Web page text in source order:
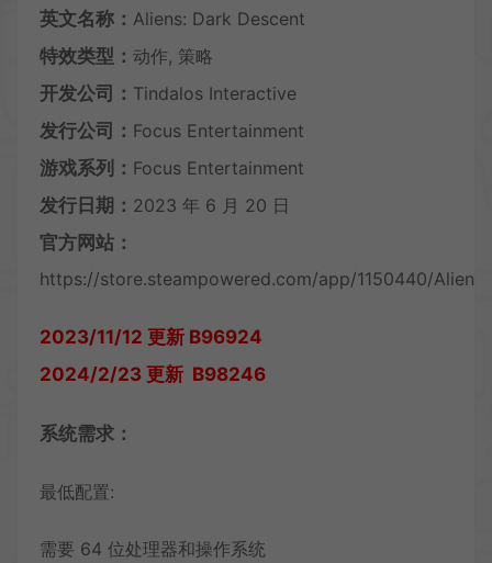
英文名称： Aliens: Dark Descent
特效类型： 动作, 策略
开发公司： Tindalos Interactive
发行公司： Focus Entertainment
游戏系列： Focus Entertainment
发行日期： 2023 年 6 月 20 日
官方网站：
https://store.steampowered.com/app/1150440/
2023/11/12 更新 B96924
2024/2/23 更新 B98246
系统需求：
最低配置:
需要 64 位处理器和操作系统